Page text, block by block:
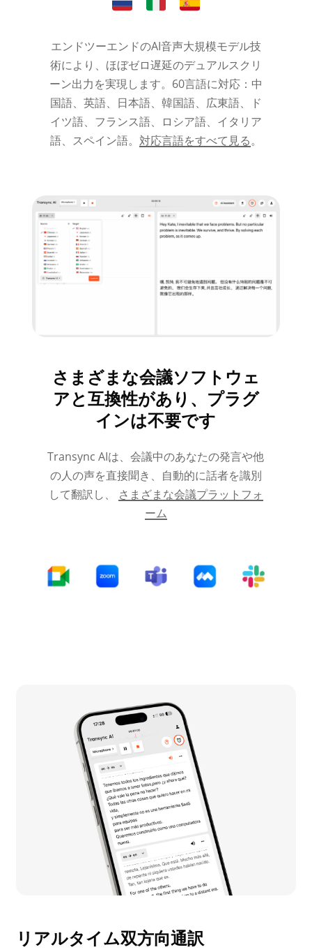
エンドツーエンドのAI音声大規模モデル技
術により、ほぼゼロ遅延のデュアルスクリ
ーン出力を実現します。60言語に対応：中
国語、英語、日本語、韓国語、広東語、ド
イツ語、フランス語、ロシア語、イタリア
語、スペイン語。 対応言語をすべて見る。
さまざまな会議ソフトウェ
アと互換性があり、プラグ
インは不要です
Transync AIは、会議中のあなたの発言や他
の人の声を直接聞き、自動的に話者を識別
して翻訳し、 さまざまな会議プラットフォ
ーム
リアルタイム双方向通訳